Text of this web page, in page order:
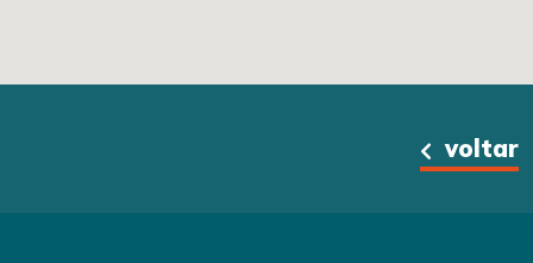
voltar